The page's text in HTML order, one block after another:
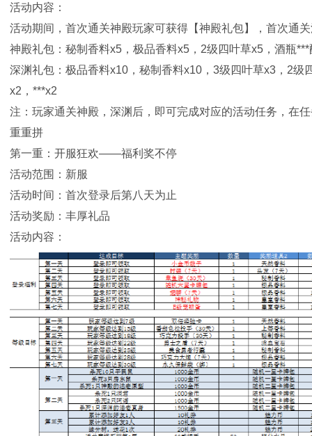
活动内容：
活动期间，首次通关神殿玩家可获得【神殿礼包】，首次通
神殿礼包：秘制香料x5，极品香料x5，2级四叶草x5，酒瓶
深渊礼包：极品香料x10，秘制香料x10，3级四叶草x3，2级
x2，***x2
注：玩家通关神殿，深渊后，即可完成对应的活动任务，在
重重拼
第一重：开服狂欢——福利奖不停
活动范围：新服
活动时间：首次登录后第八天为止
活动奖励：丰厚礼品
活动内容：